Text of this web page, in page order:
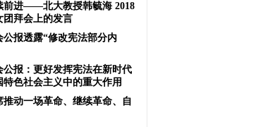
前进——北大教授韩毓海 2018
团拜会上的发言
公报透露“修改宪法部分内
公报：更好发挥宪法在新时代
特色社会主义中的重大作用
推动一场革命、继续革命、自